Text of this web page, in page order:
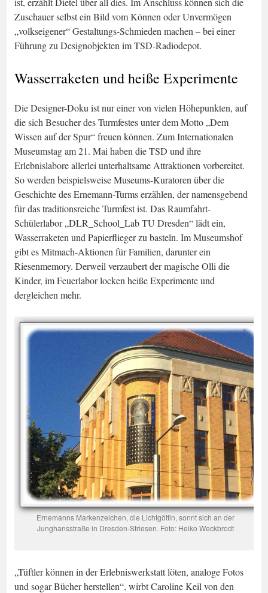
Zuschauer selbst ein Bild vom Können oder Unvermögen
„volkseigener“ Gestaltungs-Schmieden machen – bei einer
Führung zu Designobjekten im TSD-Radiodepot.
Wasserraketen und heiße Experimente
Die Designer-Doku ist nur einer von vielen Höhepunkten, auf
die sich Besucher des Turmfestes unter dem Motto „Dem
Wissen auf der Spur“ freuen können. Zum Internationalen
Museumstag am 21. Mai haben die TSD und ihre
Erlebnislabore allerlei unterhaltsame Attraktionen vorbereitet.
So werden beispielsweise Museums-Kuratoren über die
Geschichte des Ernemann-Turms erzählen, der namensgebend
für das traditionsreiche Turmfest ist. Das Raumfahrt-
Schülerlabor „DLR_School_Lab TU Dresden“ lädt ein,
Wasserraketen und Papierflieger zu basteln. Im Museumshof
gibt es Mitmach-Aktionen für Familien, darunter ein
Riesenmemory. Derweil verzaubert der magische Olli die
Kinder, im Feuerlabor locken heiße Experimente und
dergleichen mehr.
Ernemanns Markenzeichen, die Lichtgöttin, sonnt sich an der
Junghansstraße in Dresden-Striesen. Foto: Heiko Weckbrodt
„Tüftler können in der Erlebniswerkstatt löten, analoge Fotos
und sogar Bücher herstellen“, wirbt Caroline Keil von den